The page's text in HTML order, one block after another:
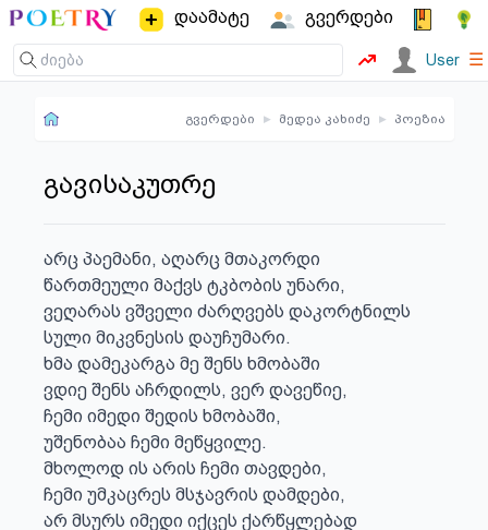
დაამატე გვერდები
User ☰
გვერდები ▸ მედეა კახიძე ▸ პოეზია
გავისაკუთრე
არც პაემანი, აღარც მთაკორდი
წართმეული მაქვს ტკბობის უნარი,
ვეღარას ვშველი ძარღვებს დაკორტნილს
სული მიკვნესის დაუჩუმარი.
ხმა დამეკარგა მე შენს ხმობაში
ვდიე შენს აჩრდილს, ვერ დავეწიე,
ჩემი იმედი შედის ხმობაში,
უშენობაა ჩემი მეწყვილე.
მხოლოდ ის არის ჩემი თავდები,
ჩემი უმკაცრეს მსჯავრის დამდები,
არ მსურს იმედი იქცეს ქარწყლებად